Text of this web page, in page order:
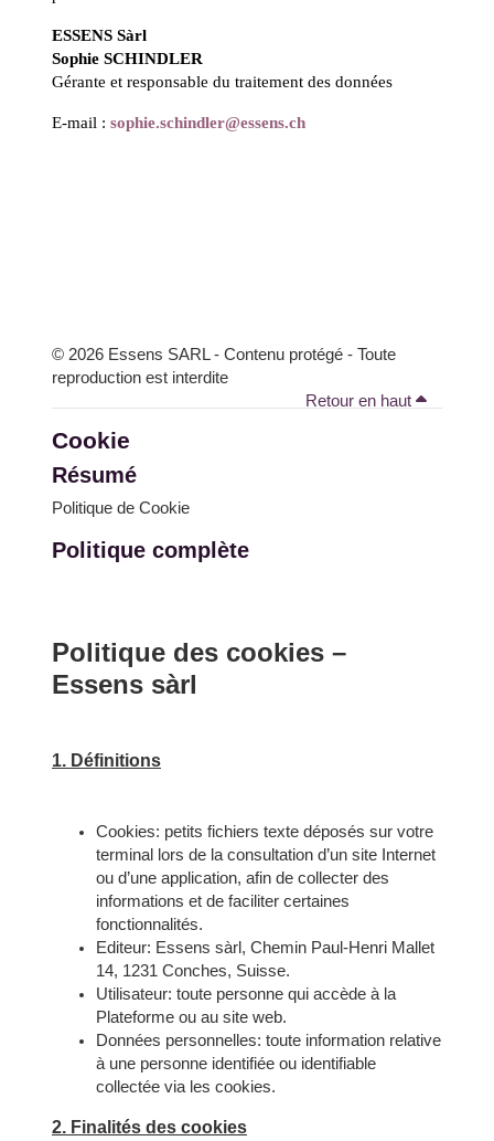
ESSENS Sàrl
Sophie SCHINDLER
Gérante et responsable du traitement des données
E-mail : sophie.schindler@essens.ch
© 2026 Essens SARL - Contenu protégé - Toute
reproduction est interdite
Retour en haut
Cookie
Résumé
Politique de Cookie
Politique complète
Politique des cookies –
Essens sàrl
1. Définitions
Cookies: petits fichiers texte déposés sur votre
terminal lors de la consultation d’un site Internet
ou d’une application, afin de collecter des
informations et de faciliter certaines
fonctionnalités.
Editeur: Essens sàrl, Chemin Paul-Henri Mallet
14, 1231 Conches, Suisse.
Utilisateur: toute personne qui accède à la
Plateforme ou au site web.
Données personnelles: toute information relative
à une personne identifiée ou identifiable
collectée via les cookies.
2. Finalités des cookies